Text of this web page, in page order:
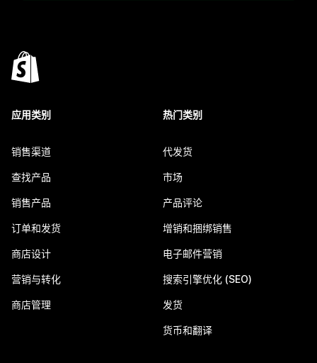
应用类别
销售渠道
查找产品
销售产品
订单和发货
商店设计
营销与转化
商店管理
热门类别
代发货
市场
产品评论
增销和捆绑销售
电子邮件营销
搜索引擎优化 (SEO)
发货
货币和翻译